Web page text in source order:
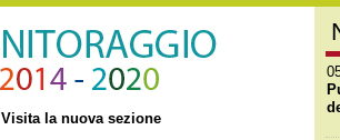
Visita la nuova sezione